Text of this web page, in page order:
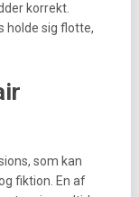
korrekt.
holde sig flotte,
som kan
fiktion. En af